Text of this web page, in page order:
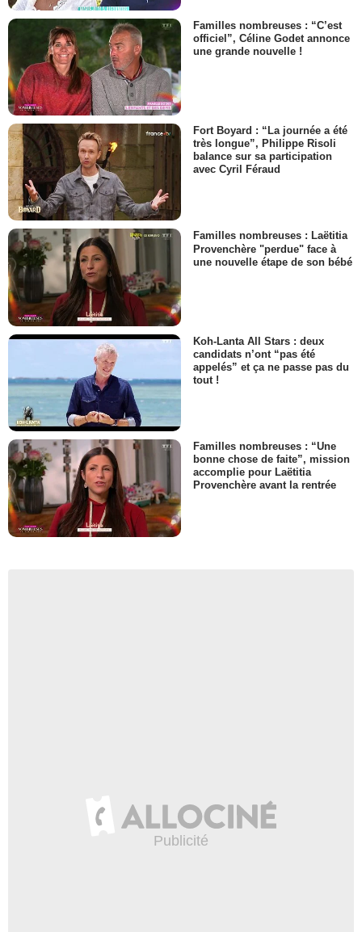
Familles nombreuses : “C’est
officiel”, Céline Godet annonce
une grande nouvelle !
Fort Boyard : “La journée a été
très longue”, Philippe Risoli
balance sur sa participation
avec Cyril Féraud
Familles nombreuses : Laëtitia
Provenchère "perdue" face à
une nouvelle étape de son bébé
Koh-Lanta All Stars : deux
candidats n’ont “pas été
appelés” et ça ne passe pas du
tout !
Familles nombreuses : “Une
bonne chose de faite”, mission
accomplie pour Laëtitia
Provenchère avant la rentrée